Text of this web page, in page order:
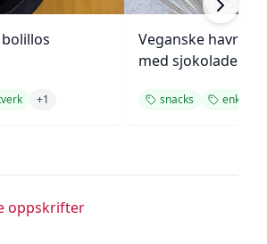
+1
Veganske
med sjokolade
snacks enkel
oppskrifter